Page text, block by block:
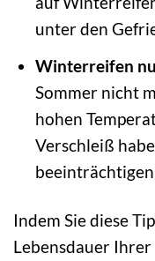
unter den
Winterreifen
Sommer nicht
hohen
Verschleiß
Indem Sie diese
Lebensdauer